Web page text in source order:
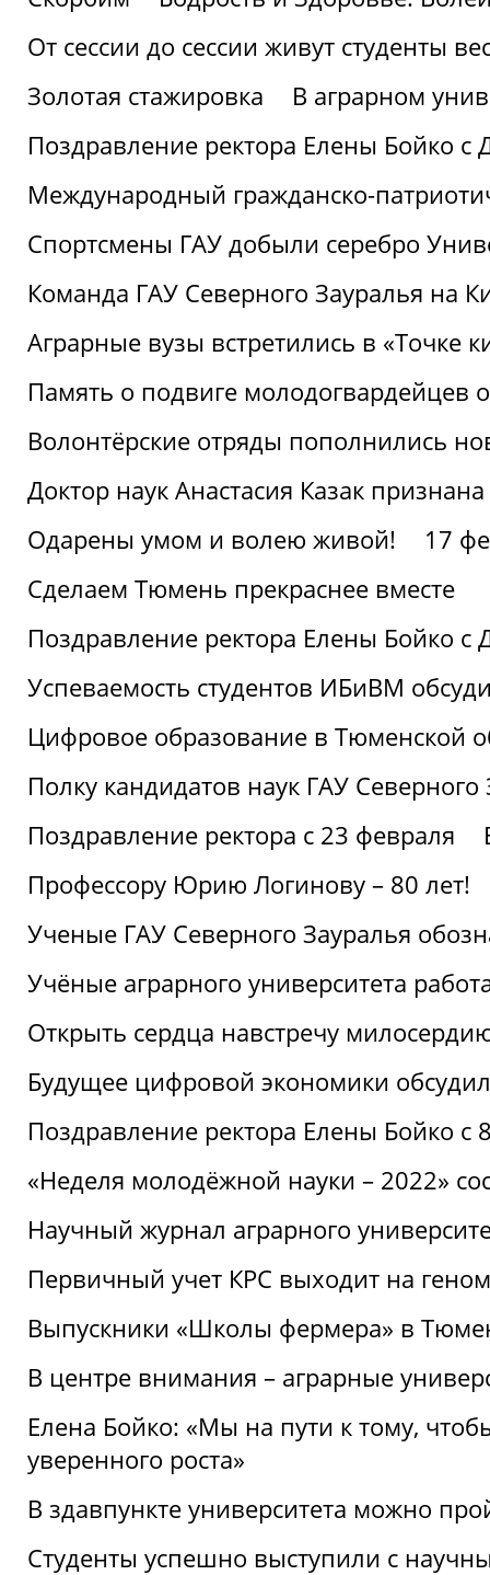
От сессии до сессии живут студенты
Золотая стажировка
В аграрном
Поздравление ректора Елены Бойко с
Международный гражданско-
Спортсмены ГАУ добыли серебро
Команда ГАУ Северного Зауралья на
Аграрные вузы встретились в «Точке
Память о подвиге молодогвардейцев
Волонтёрские отряды пополнились
Доктор наук Анастасия Казак
Одарены умом и волею живой!
17
Сделаем Тюмень прекраснее вместе
Поздравление ректора Елены Бойко с
Успеваемость студентов ИБиВМ
Цифровое образование в Тюменской
Полку кандидатов наук ГАУ
Поздравление ректора с 23 февраля
Профессору Юрию Логинову – 80 лет!
Ученые ГАУ Северного Зауралья
Учёные аграрного университета
Открыть сердца навстречу
Будущее цифровой экономики
Поздравление ректора Елены Бойко с
«Неделя молодёжной науки – 2022»
Научный журнал аграрного
Первичный учет КРС выходит на
Выпускники «Школы фермера» в
В центре внимания – аграрные
Елена Бойко: «Мы на пути к тому,
уверенного роста»
В здавпункте университета можно
Студенты успешно выступили с